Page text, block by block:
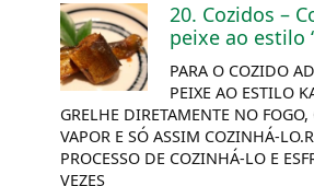
20. Cozidos –
peixe ao estilo
PARA O COZIDO
PEIXE AO ESTILO
GRELHE DIRETAMENTE NO
VAPOR E SÓ ASSIM COZINHÁ-
PROCESSO DE COZINHÁ-LO E
VEZES